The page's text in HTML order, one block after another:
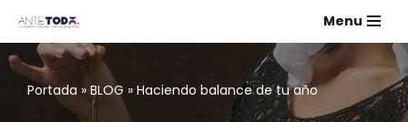
Saltar
al
contenido
Menu
Portada » BLOG » Haciendo balance de tu año